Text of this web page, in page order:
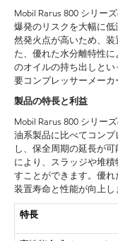
Mobil Rarus 800 シリー
爆発のリスクを大幅に
然発火点が高いため、
た、優れた水分離特性
のオイルの持ち出しと
要コンプレッサーメーカ
製品の特長と利益
Mobil Rarus 800 シリー
油系製品に比べてコン
し、保全周期の延長が
により、スラッジや堆
すことができます。優れ
装置寿命と性能が向上し
特長